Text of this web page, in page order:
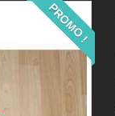
PROMO !